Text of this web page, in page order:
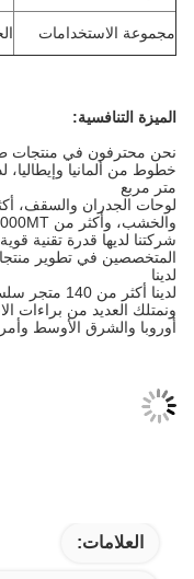
مجموعة الاستخدامات
الميزة التنافسية:
نحن محترفون في منتجات طحن
متر مربع
والخشب، وأكثر من 2000MT من منتجات PVC الأخرى.
شركتنا لديها قدرة تقنية قوية لدينا
المتخصصين في تطوير
لدينا
لدينا أكثر من 140 متجر سلسلة
ونمتلك العديد من براءات
أوروبا والشرق الأوسط
العلامات: